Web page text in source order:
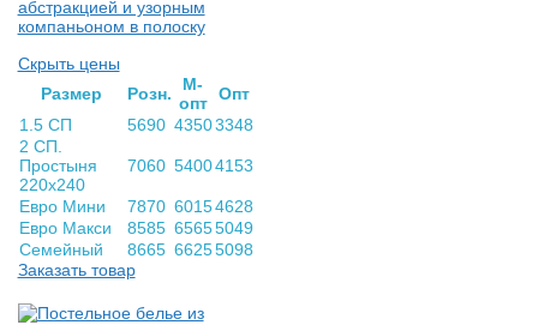
абстракцией и узорным
компаньоном в полоску
Скрыть цены
Раз­мер
Розн.
М-
опт Опт
1.5 СП
5690 43503348
2 СП.
Простыня
220х240
7060 54004153
Евро Мини 7870 60154628
Евро Макси
8585 65655049
Семейный
8665 66255098
Заказать товар